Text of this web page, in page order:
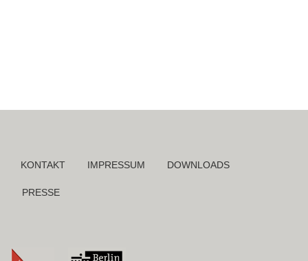
überspringen
KONTAKT IMPRESSUM DOWNLOADS
PRESSE